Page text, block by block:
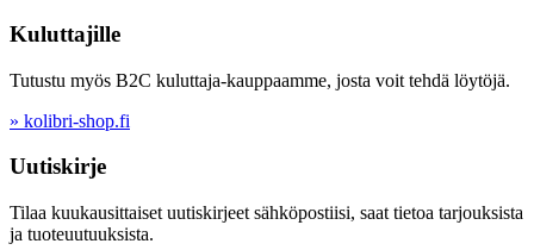
Kuluttajille
Tutustu myös B2C kuluttaja-kauppaamme, josta voit tehdä löytöjä.
» kolibri-shop.fi
Uutiskirje
Tilaa kuukausittaiset uutiskirjeet sähköpostiisi, saat tietoa tarjouksista
ja tuoteuutuuksista.